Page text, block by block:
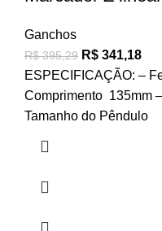
Ganchos
R$395,29 R$ 341,18
ESPECIFICAÇÃO: –
Comprimento 135mm
Tamanho do Pêndulo